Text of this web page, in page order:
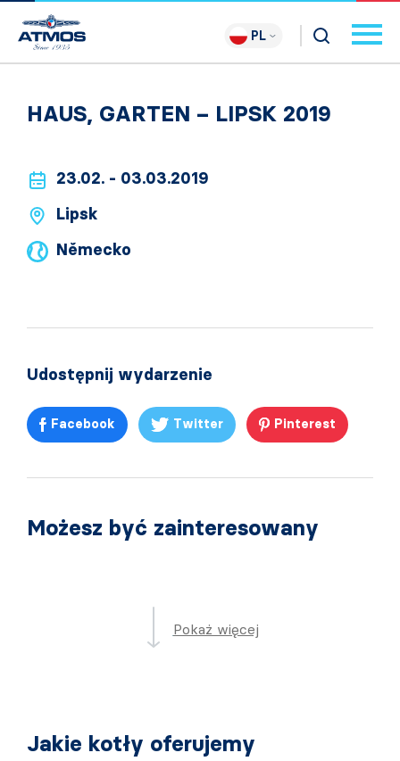
PL
HAUS, GARTEN – LIPSK 2019
23.02. - 03.03.2019
Lipsk
Německo
Udostępnij wydarzenie
Facebook Twitter Pinterest
Możesz być zainteresowany
Pokaż więcej
Jakie kotły oferujemy